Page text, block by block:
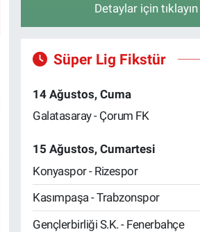
Detaylar için tıklayın
Süper Lig Fikstür
14 Ağustos, Cuma
Galatasaray - Çorum FK
15 Ağustos, Cumartesi
Konyaspor - Rizespor
Kasımpaşa - Trabzonspor
Gençlerbirliği S.K. - Fenerbahçe